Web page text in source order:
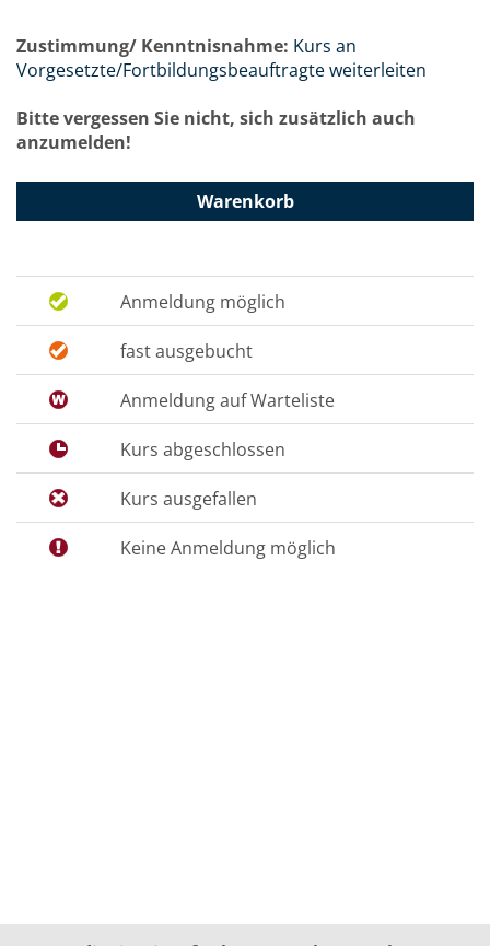
Zustimmung/ Kenntnisnahme: Kurs an
Vorgesetzte/Fortbildungsbeauftragte weiterleiten
Bitte vergessen Sie nicht, sich zusätzlich auch
anzumelden!
Warenkorb
Anmeldung möglich
fast ausgebucht
Anmeldung auf Warteliste
Kurs abgeschlossen
Kurs ausgefallen
Keine Anmeldung möglich